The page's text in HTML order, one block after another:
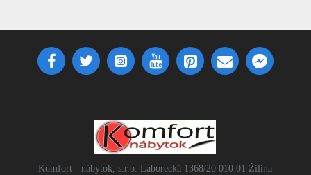
Komfort - nábytok, s.r.o. Laborecká 1368/20 010 01 Žilina